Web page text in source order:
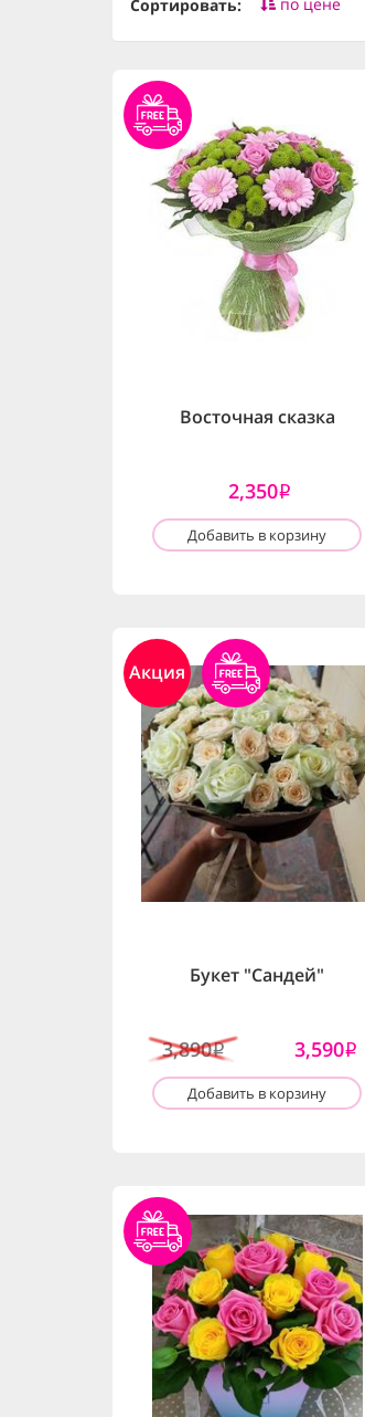
Сортировать:
Восточная сказка
2,350i
Добавить в корзину
Акция
Букет "Сандей"
3,890i 3,590i
Добавить в корзину